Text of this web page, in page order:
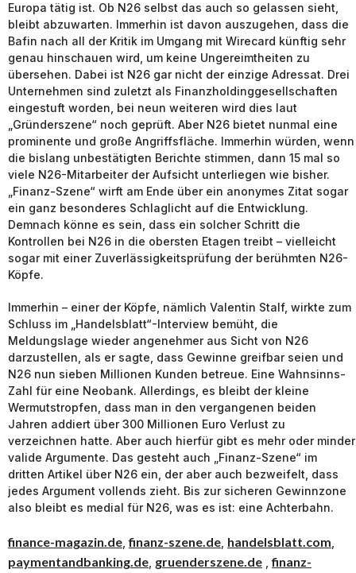
Europa tätig ist. Ob N26 selbst das auch so gelassen sieht,
bleibt abzuwarten. Immerhin ist davon auszugehen, dass die
Bafin nach all der Kritik im Umgang mit Wirecard künftig sehr
genau hinschauen wird, um keine Ungereimtheiten zu
übersehen. Dabei ist N26 gar nicht der einzige Adressat. Drei
Unternehmen sind zuletzt als Finanzholdinggesellschaften
eingestuft worden, bei neun weiteren wird dies laut
„Gründerszene“ noch geprüft. Aber N26 bietet nunmal eine
prominente und große Angriffsfläche. Immerhin würden, wenn
die bislang unbestätigten Berichte stimmen, dann 15 mal so
viele N26-Mitarbeiter der Aufsicht unterliegen wie bisher.
„Finanz-Szene“ wirft am Ende über ein anonymes Zitat sogar
ein ganz besonderes Schlaglicht auf die Entwicklung.
Demnach könne es sein, dass ein solcher Schritt die
Kontrollen bei N26 in die obersten Etagen treibt – vielleicht
sogar mit einer Zuverlässigkeitsprüfung der berühmten N26-
Köpfe.
Immerhin – einer der Köpfe, nämlich Valentin Stalf, wirkte zum
Schluss im „Handelsblatt“-Interview bemüht, die
Meldungslage wieder angenehmer aus Sicht von N26
darzustellen, als er sagte, dass Gewinne greifbar seien und
N26 nun sieben Millionen Kunden betreue. Eine Wahnsinns-
Zahl für eine Neobank. Allerdings, es bleibt der kleine
Wermutstropfen, dass man in den vergangenen beiden
Jahren addiert über 300 Millionen Euro Verlust zu
verzeichnen hatte. Aber auch hierfür gibt es mehr oder minder
valide Argumente. Das gesteht auch „Finanz-Szene“ im
dritten Artikel über N26 ein, der aber auch bezweifelt, dass
jedes Argument vollends zieht. Bis zur sicheren Gewinnzone
also bleibt es medial für N26, was es ist: eine Achterbahn.
finance-magazin.de,finanz-szene.de, handelsblatt.com,
paymentandbanking.de, gruenderszene.de ,finanz-